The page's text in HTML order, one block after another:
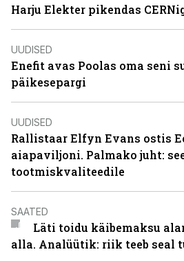
Harju Elekter pikendas
UUDISED
Enefit avas Poolas oma seni
päikesepargi
UUDISED
Rallistaar Elfyn Evans ostis
aiapaviljoni. Palmako juht:
tootmiskvaliteedile
SAATED
Läti toidu käibemaksu
alla. Analüütik: riik teeb seal